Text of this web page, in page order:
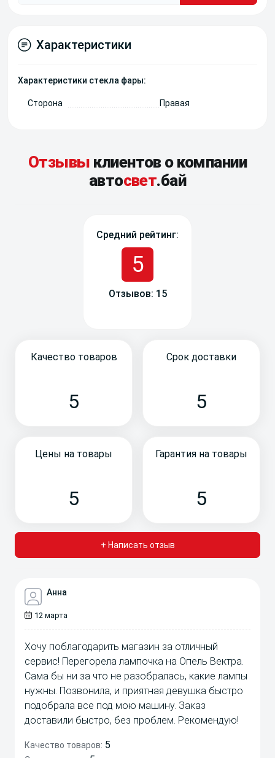
Характеристики
Характеристики стекла фары:
Сторона Правая
Отзывы клиентов о компании
автосвет.бай
Средний рейтинг:
5
Отзывов: 15
+ Написать отзыв
Качество товаров
5
Срок доставки
5
Цены на товары
5
Гарантия на товары
5
Анна
12 марта
Хочу поблагодарить магазин за отличный
сервис! Перегорела лампочка на Опель Вектра.
Сама бы ни за что не разобралась, какие лампы
нужны. Позвонила, и приятная девушка быстро
подобрала все под мою машину. Заказ
доставили быстро, без проблем. Рекомендую!
Качество товаров: 5